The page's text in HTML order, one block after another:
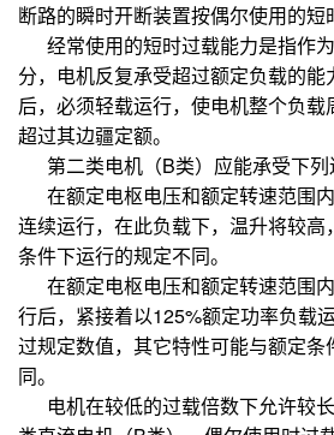
断路的瞬时开断装置按偶尔使用的短
经常使用的短时过载能力是指作
分，电机反复承受超过额定负载的
后，必须轻载运行，使电机整个负
超过其边疆定额。
第二类电机（B类）应能承受下列
在额定电枢电压和额定转速范围
连续运行，在此负载下，温升将较高
条件下运行的规定不同。
在额定电枢电压和额定转速范围
行后，紧接着以125%额定功率负载
过规定数值，其它特性可能与额定条
同。
电机在较低的过载倍数下允许较